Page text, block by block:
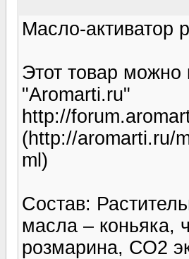
Масло-активатор
Этот товар можно
"Aromarti.ru"
http://
(http://aromarti.ru/
ml)
Состав:
масла – коньяка,
розмарина, СО2